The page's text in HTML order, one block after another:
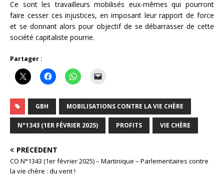
Ce sont les travailleurs mobilisés eux-mêmes qui pourront
faire cesser ces injustices, en imposant leur rapport de force
et se donnant alors pour objectif de se débarrasser de cette
société capitaliste pourrie.
Partager :
GBH MOBILISATIONS CONTRE LA VIE CHÈRE
N°1343 (1ER FÉVRIER 2025) PROFITS VIE CHÈRE
PRÉCÉDENT
CO N°1343 (1er février 2025) – Martinique – Parlementaires contre
la vie chère : du vent !